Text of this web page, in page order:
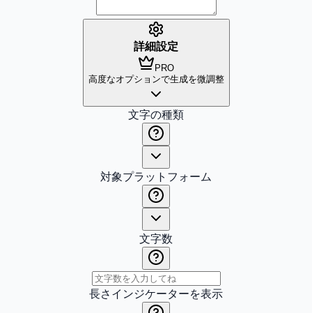
詳細設定
PRO
高度なオプションで生成を微調整
文字の種類
対象プラットフォーム
文字数
長さインジケーターを表示